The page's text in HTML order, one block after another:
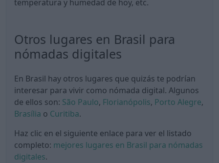
temperatura y humedad de hoy, etc.
Otros lugares en Brasil para
nómadas digitales
En Brasil hay otros lugares que quizás te podrían
interesar para vivir como nómada digital. Algunos
de ellos son: São Paulo, Florianópolis, Porto Alegre,
Brasília o Curitiba.
Haz clic en el siguiente enlace para ver el listado
completo: mejores lugares en Brasil para nómadas
digitales.